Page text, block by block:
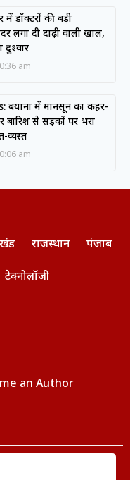
डॉक्टरों की बड़ी
लगा दी दाढ़ी वाली खाल,
दुश्वार
am
बयाना में मानसून का कहर-
बारिश से सड़कों पर भरा
व्यस्त
am
राजस्थान पंजाब
टेक्नोलॉजी
an Author